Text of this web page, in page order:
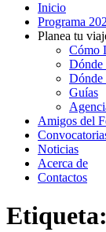
Inicio
Programa
Planea tu
Cómo
Dónde
Guías
Amigos del
Noticias
Acerca de
Contactos
Etiqueta: